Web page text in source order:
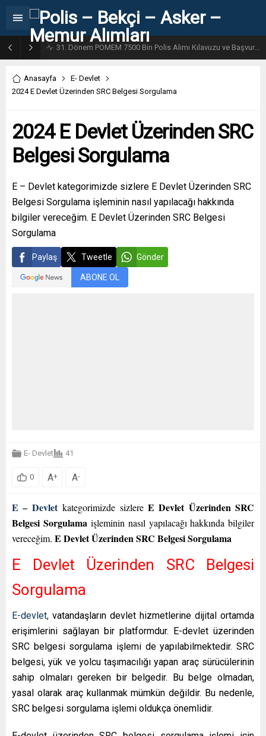
31. Dönem POMEM 7500 Bin Polis Alımı Kılavuzu ve Başvuru Ekranı
Anasayfa
E- Devlet
2024 E Devlet Üzerinden SRC Belgesi Sorgulama
2024 E Devlet Üzerinden SRC
Belgesi Sorgulama
E – Devlet kategorimizde sizlere E Devlet Üzerinden SRC
Belgesi Sorgulama işleminin nasıl yapılacağı hakkında
bilgiler vereceğim. E Devlet Üzerinden SRC Belgesi
Sorgulama
Paylaş Tweetle Gönder
ABONE OL
E- Devlet 41
0 A+ A-
E – Devlet kategorimizde sizlereE Devlet Üzerinden SRC
Belgesi Sorgulama işleminin nasıl yapılacağı hakkında bilgiler
vereceğim. E Devlet Üzerinden SRC Belgesi Sorgulama
E Devlet Üzerinden SRC Belgesi
Sorgulama
E-devlet, vatandaşların devlet hizmetlerine dijital ortamda
erişimlerini sağlayan bir platformdur. E-devlet üzerinden
SRC belgesi sorgulama işlemi de yapılabilmektedir. SRC
belgesi, yük ve yolcu taşımacılığı yapan araç sürücülerinin
sahip olmaları gereken bir belgedir. Bu belge olmadan,
yasal olarak araç kullanmak mümkün değildir. Bu nedenle,
SRC belgesi sorgulama işlemi oldukça önemlidir.